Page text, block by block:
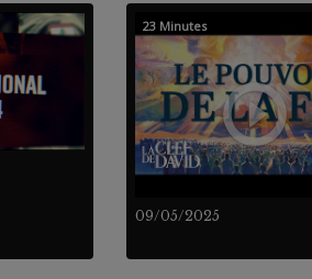
09/05/2025
23 Minutes